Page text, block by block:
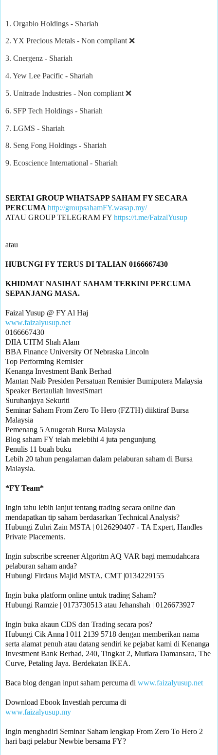
1. Orgabio Holdings - Shariah
2. YX Precious Metals - Non compliant ❌
3. Cnergenz - Shariah
4. Yew Lee Pacific - Shariah
5. Unitrade Industries - Non compliant ❌
6. SFP Tech Holdings - Shariah
7. LGMS - Shariah
8. Seng Fong Holdings - Shariah
9. Ecoscience International - Shariah
SERTAI GROUP WHATSAPP SAHAM FY SECARA
PERCUMA http://groupsahamFY.wasap.my/
ATAU GROUP TELEGRAM FY https://t.me/FaizalYusup
KHIDMAT NASIHAT SAHAM TERKINI PERCUMA
www.faizalyusup.net
0166667430
DIIA UITM Shah Alam
BBA Finance University Of Nebraska Lincoln
Top Performing Remisier
Kenanga Investment Bank Berhad
Mantan Naib Presiden Persatuan Remisier Bumiputera Malaysia
Speaker Bertauliah InvestSmart
Suruhanjaya Sekuriti
Seminar Saham From Zero To Hero (FZTH) diiktiraf Bursa
Malaysia
Pemenang 5 Anugerah Bursa Malaysia
Blog saham FY telah melebihi 4 juta pengunjung
Penulis 11 buah buku
Lebih 20 tahun pengalaman dalam pelaburan saham di Bursa
Malaysia.
Ingin tahu lebih lanjut tentang trading secara online dan
mendapatkan tip saham berdasarkan Technical Analysis?
Hubungi Zuhri Zain MSTA | 0126290407 - TA Expert, Handles
Private Placements.
Ingin subscribe screener Algoritm AQ VAR bagi memudahcara
pelaburan saham anda?
Hubungi Firdaus Majid MSTA, CMT |0134229155
Ingin buka platform online untuk trading Saham?
Hubungi Ramzie | 0173730513 atau Jehanshah | 0126673927
Ingin buka akaun CDS dan Trading secara pos?
Hubungi Cik Anna l 011 2139 5718 dengan memberikan nama
serta alamat penuh atau datang sendiri ke pejabat kami di Kenanga
Investment Bank Berhad, 240, Tingkat 2, Mutiara Damansara, The
Curve, Petaling Jaya. Berdekatan IKEA.
Baca blog dengan input saham percuma di www.faizalyusup.net
www.faizalyusup.my
Ingin menghadiri Seminar Saham lengkap From Zero To Hero 2